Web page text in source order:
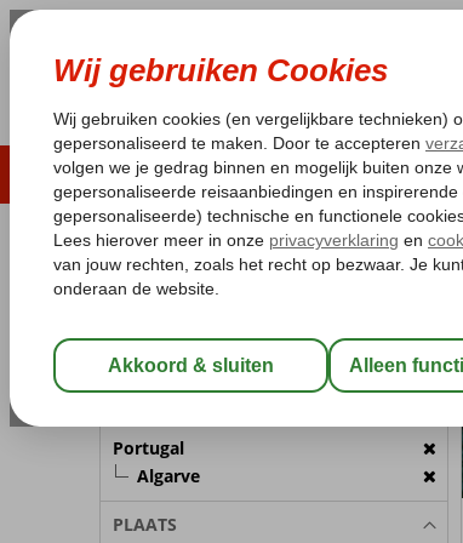
LAST MINUTE ZOMER 2026
Pakketgarantie Laagsteprijsgarantie*
REISGEZELSCHAP
Wijzig Reisgezelschap
Portugal
Algarve
PLAATS